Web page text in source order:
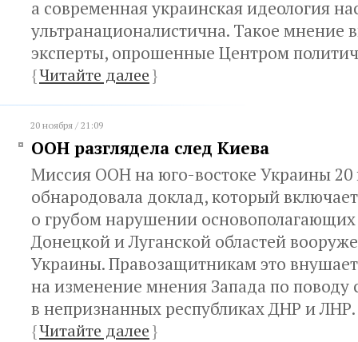
а современная украинская идеология
ультранационалистична. Такое мнение
эксперты, опрошенные Центром
{Читайте далее}
20 ноября / 21:09
ООН разглядела след Киева
Миссия ООН на юго-востоке Украины 20
обнародовала доклад, который
о грубом нарушении
Донецкой и Луганской областей
Украины. Правозащитникам это
на изменение мнения Запада по поводу
в непризнанных республиках ДНР и ЛНР.
{Читайте далее}